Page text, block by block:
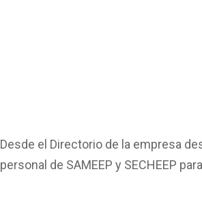
Desde el Directorio de la empresa
personal de SAMEEP y SECHEEP